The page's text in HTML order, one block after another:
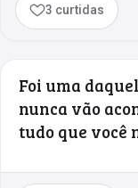
3 curtidas
Foi uma
nunca vão
tudo que você